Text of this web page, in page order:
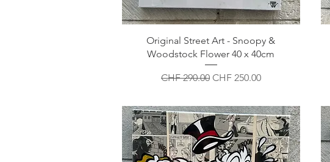
Original Street Art - Snoopy &
Woodstock Flower 40 x 40cm
Standardpreis
CHF 290.00 Sale-Preis
CHF 250.00